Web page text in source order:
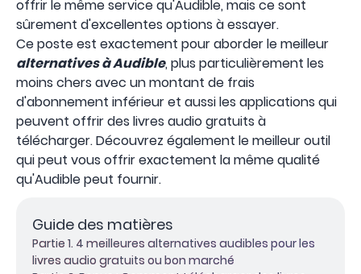
offrir le même service qu'Audible, mais ce sont
sûrement d'excellentes options à essayer.
Ce poste est exactement pour aborder le meilleur
alternatives à Audible, plus particulièrement les
moins chers avec un montant de frais
d'abonnement inférieur et aussi les applications qui
peuvent offrir des livres audio gratuits à
télécharger. Découvrez également le meilleur outil
qui peut vous offrir exactement la même qualité
qu'Audible peut fournir.
Guide des matières
Partie 1. 4 meilleures alternatives audibles pour les
livres audio gratuits ou bon marché